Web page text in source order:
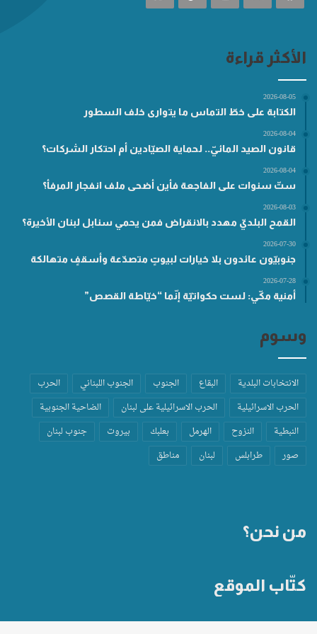
الأكثر قراءة
2026-08-05
الكتابة على خطّ التماس ما يتوارى خلف السطور
2026-08-04
قانون الصيد المائيّ.. لحماية الصيّادين أم احتكار الشركات؟
2026-08-04
ستّ سنوات على الفاجعة فأين أضحى ملف انفجار المرفأ؟
2026-08-03
القمح البلديّ مهدد بالانقراض فمن يحمي سنابل لبنان الأخيرة؟
2026-07-30
جنوبيّون عائدون بلا خيارات لبيوتٍ متصدّعة وأسقفٍ متهالكة
2026-07-28
أمنية مكّي: لست حكواتيّة إنّما “خيّاطة القصص”
وسوم
الانتخابات البلدية البقاع الجنوب الجنوب اللبناني
الحرب
الحرب الاسرائيلية
الحرب الاسرائيلية على لبنان
الضاحية الجنوبية
النبطية
النزوح الهرمل بعلبك بيروت
جنوب لبنان
صور
طرابلس لبنان مناطق
من نحن؟
كتّاب الموقع